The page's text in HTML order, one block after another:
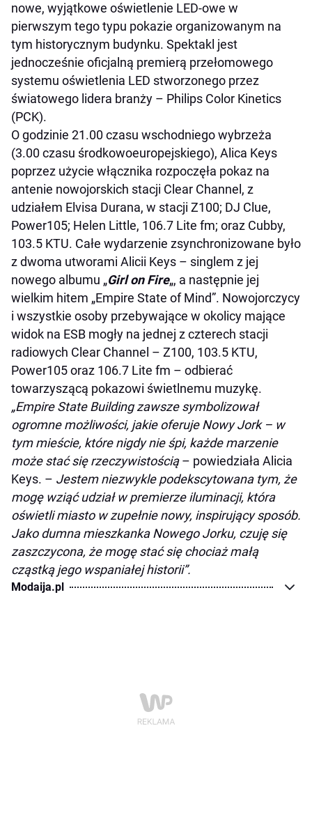
nowe, wyjątkowe oświetlenie LED-owe w
pierwszym tego typu pokazie organizowanym na
tym historycznym budynku. Spektakl jest
jednocześnie oficjalną premierą przełomowego
systemu oświetlenia LED stworzonego przez
światowego lidera branży – Philips Color Kinetics
(PCK).
O godzinie 21.00 czasu wschodniego wybrzeża
(3.00 czasu środkowoeuropejskiego), Alica Keys
poprzez użycie włącznika rozpoczęła pokaz na
antenie nowojorskich stacji Clear Channel, z
udziałem Elvisa Durana, w stacji Z100; DJ Clue,
Power105; Helen Little, 106.7 Lite fm; oraz Cubby,
103.5 KTU. Całe wydarzenie zsynchronizowane było
z dwoma utworami Alicii Keys – singlem z jej
nowego albumu „Girl on Fire„, a następnie jej
wielkim hitem „Empire State of Mind”. Nowojorczycy
i wszystkie osoby przebywające w okolicy mające
widok na ESB mogły na jednej z czterech stacji
radiowych Clear Channel – Z100, 103.5 KTU,
Power105 oraz 106.7 Lite fm – odbierać
towarzyszącą pokazowi świetlnemu muzykę.
„Empire State Building zawsze symbolizował
ogromne możliwości, jakie oferuje Nowy Jork – w
tym mieście, które nigdy nie śpi, każde marzenie
może stać się rzeczywistością– powiedziała Alicia
Keys. – Jestem niezwykle podekscytowana tym, że
mogę wziąć udział w premierze iluminacji, która
oświetli miasto w zupełnie nowy, inspirujący sposób.
Jako dumna mieszkanka Nowego Jorku, czuję się
zaszczycona, że mogę stać się chociaż małą
cząstką jego wspaniałej historii”.
Modaija.pl